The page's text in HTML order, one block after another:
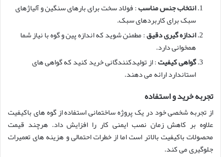
انتخاب جنس مناسب: فولاد سخت برای بارهای سنگین و آلیاژهای
سبک برای کاربردهای سبک.
اندازه گیری دقیق: مطمئن شوید که اندازه پین و گوه با نیاز شما
همخوانی دارد.
گواهی کیفیت: از تولیدکنندگانی خرید کنید که گواهی های
استاندارد ارائه می دهند.
تجربه خرید و استفاده
از تجربه شخصی خود در یک پروژه ساختمانی استفاده از گوه های باکیفیت
علاوه بر کاهش زمان نصب ایمنی کار را افزایش داد. هرچند قیمت
محصولات باکیفیت بالاتر است اما از خطرات احتمالی و هزینه های تعمیرات
جلوگیری می کند.